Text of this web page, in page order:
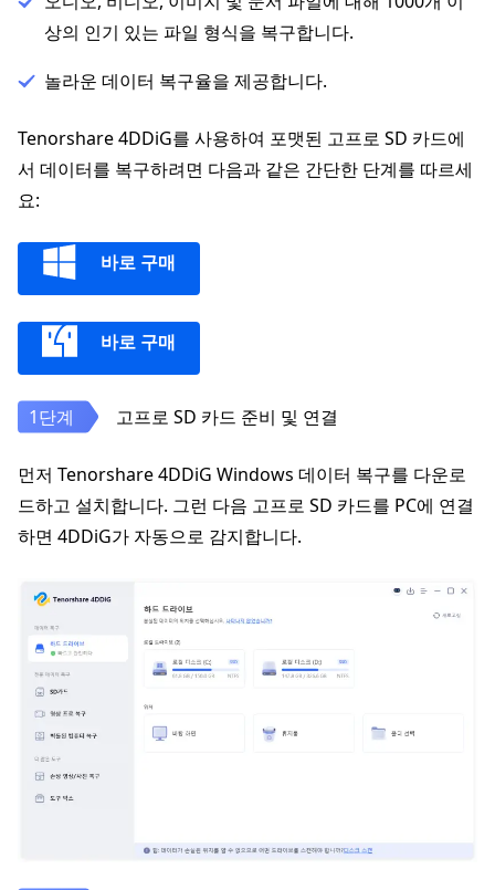
상의 인기 있는 파일 형식을 복구합니다.
놀라운 데이터 복구율을 제공합니다.
Tenorshare 4DDiG를 사용하여 포맷된 고프로 SD 카드에
서 데이터를 복구하려면 다음과 같은 간단한 단계를 따르세
요:
바로 구매
바로 구매
고프로 SD 카드 준비 및 연결
먼저 Tenorshare 4DDiG Windows 데이터 복구를 다운로
드하고 설치합니다. 그런 다음 고프로 SD 카드를 PC에 연결
하면 4DDiG가 자동으로 감지합니다.